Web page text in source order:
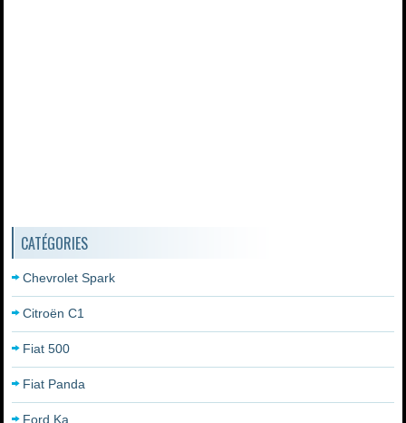
CATÉGORIES
Chevrolet Spark
Citroën C1
Fiat 500
Fiat Panda
Ford Ka